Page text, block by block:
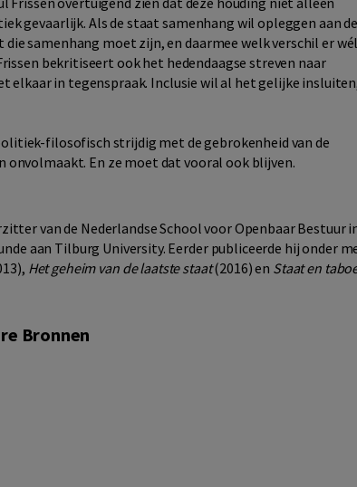
gevaarlijk. Als de staat samenhang wil opleggen aan de
samenhang moet zijn, en daarmee welk verschil er wél
bekritiseert ook het hedendaagse streven naar
elkaar in tegenspraak. Inclusie wil al het gelijke
filosofisch strijdig met de gebrokenheid van de
onvolmaakt. En ze moet dat vooral ook blijven.
van de Nederlandse School voor Openbaar Bestuur
aan Tilburg University. Eerder publiceerde hij onder
Het geheim van de laatste staat(2016) en Staat en
Bronnen